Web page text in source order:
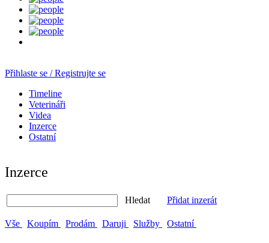
Přihlaste se / Registrujte se
Timeline
Veterináři
Videa
Inzerce
Ostatní
Inzerce
Hledat Přidat inzerát
Vše Koupím Prodám Daruji Služby Ostatní